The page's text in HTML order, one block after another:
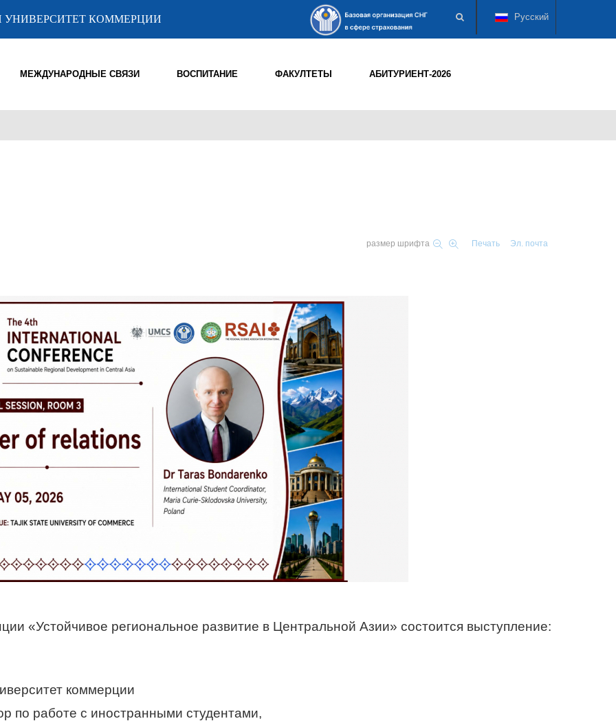
КОММЕРЦИИ Русский
МЕЖДУНАРОДНЫЕ СВЯЗИ ВОСПИТАНИЕ ФАКУЛТЕТЫ АБИТУРИЕНТ-2026
размер шрифта Печать Эл. почта
«Устойчивое региональное развитие в Центральной Азии» состоится выступление:
коммерции
по работе с иностранными студентами,